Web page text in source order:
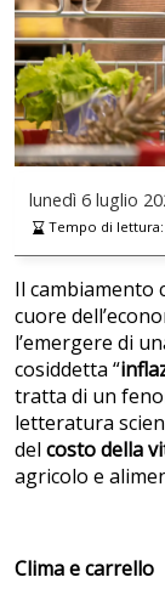
lunedì 6 luglio
Tempo di lettura:
Il cambiamento
cuore
l’emergere di
cosiddetta “
tratta di un
letteratura
del costo della
agricolo e
Clima e carrello